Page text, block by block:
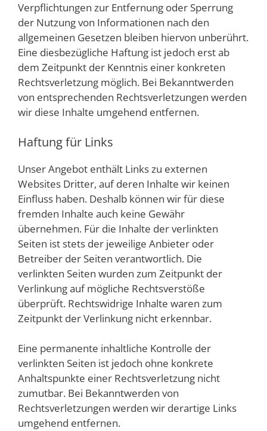
Verpflichtungen zur Entfernung oder Sperrung
der Nutzung von Informationen nach den
allgemeinen Gesetzen bleiben hiervon unberührt.
Eine diesbezügliche Haftung ist jedoch erst ab
dem Zeitpunkt der Kenntnis einer konkreten
Rechtsverletzung möglich. Bei Bekanntwerden
von entsprechenden Rechtsverletzungen werden
wir diese Inhalte umgehend entfernen.
Haftung für Links
Unser Angebot enthält Links zu externen
Websites Dritter, auf deren Inhalte wir keinen
Einfluss haben. Deshalb können wir für diese
fremden Inhalte auch keine Gewähr
übernehmen. Für die Inhalte der verlinkten
Seiten ist stets der jeweilige Anbieter oder
Betreiber der Seiten verantwortlich. Die
verlinkten Seiten wurden zum Zeitpunkt der
Verlinkung auf mögliche Rechtsverstöße
überprüft. Rechtswidrige Inhalte waren zum
Zeitpunkt der Verlinkung nicht erkennbar.
Eine permanente inhaltliche Kontrolle der
verlinkten Seiten ist jedoch ohne konkrete
Anhaltspunkte einer Rechtsverletzung nicht
zumutbar. Bei Bekanntwerden von
Rechtsverletzungen werden wir derartige Links
umgehend entfernen.